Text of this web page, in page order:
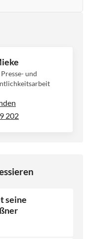
und
202
seine